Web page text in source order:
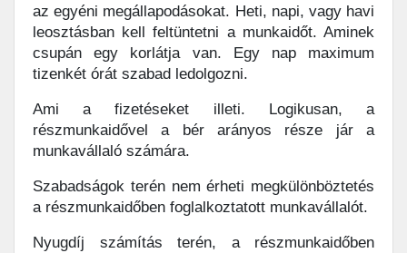
az egyéni megállapodásokat. Heti, napi, vagy havi
leosztásban kell feltüntetni a munkaidőt. Aminek
csupán egy korlátja van. Egy nap maximum
tizenkét órát szabad ledolgozni.
Ami a fizetéseket illeti. Logikusan, a
részmunkaidővel a bér arányos része jár a
munkavállaló számára.
Szabadságok terén nem érheti megkülönböztetés
a részmunkaidőben foglalkoztatott munkavállalót.
Nyugdíj számítás terén, a részmunkaidőben